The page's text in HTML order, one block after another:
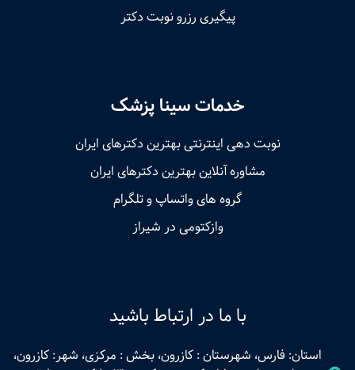
پیگیری رزرو نوبت دکتر
خدمات سینا پزشک
نوبت‌ دهی اینترنتی بهترین دکترهای ایران
مشاوره آنلاین بهترین دکترهای ایران
گروه های واتساپ و تلگرام
وازکتومی در شیراز
با ما در ارتباط باشید
استان: فارس، شهرستان : کازرون، بخش : مرکزی، شهر: کازرون،